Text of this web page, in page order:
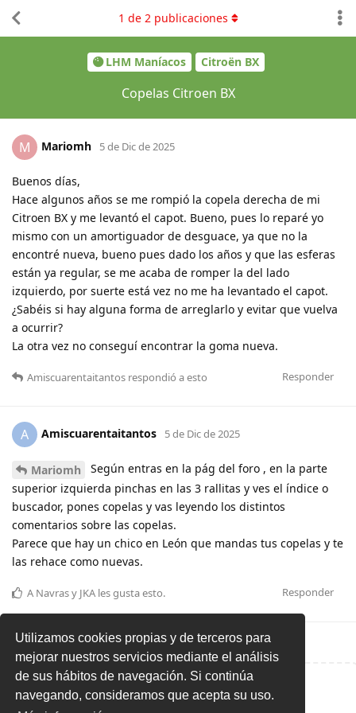
Utilizamos cookies propias y de terceros para
mejorar nuestros servicios mediante el análisis
de sus hábitos de navegación. Si continúa
navegando, consideramos que acepta su uso.
LHM Maníacos Citroën BX
Copelas Citroen BX
1 de 2publicaciones
M Mariomh 5 de Dic de 2025
Buenos días,
Hace algunos años se me rompió la copela derecha de mi
Citroen BX y me levantó el capot. Bueno, pues lo reparé yo
mismo con un amortiguador de desguace, ya que no la
encontré nueva, bueno pues dado los años y que las esferas
están ya regular, se me acaba de romper la del lado
izquierdo, por suerte está vez no me ha levantado el capot.
¿Sabéis si hay alguna forma de arreglarlo y evitar que vuelva
a ocurrir?
La otra vez no conseguí encontrar la goma nueva.
Responder
Amiscuarentaitantos respondió a esto
A Amiscuarentaitantos 5 de Dic de 2025
Mariomh
Según entras en la pág del foro , en la parte
superior izquierda pinchas en las 3 rallitas y ves el índice o
buscador, pones copelas y vas leyendo los distintos
comentarios sobre las copelas.
Parece que hay un chico en León que mandas tus copelas y te
las rehace como nuevas.
Responder
A Navrasy JKA les gusta esto.
Escribe una respuesta...